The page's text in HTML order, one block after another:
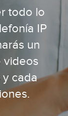
todo lo
IP
un
videos
cada